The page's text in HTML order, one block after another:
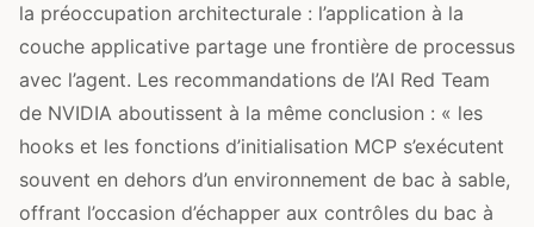
la préoccupation architecturale : l’application à la
couche applicative partage une frontière de processus
avec l’agent. Les recommandations de l’AI Red Team
de NVIDIA aboutissent à la même conclusion : « les
hooks et les fonctions d’initialisation MCP s’exécutent
souvent en dehors d’un environnement de bac à sable,
offrant l’occasion d’échapper aux contrôles du bac à